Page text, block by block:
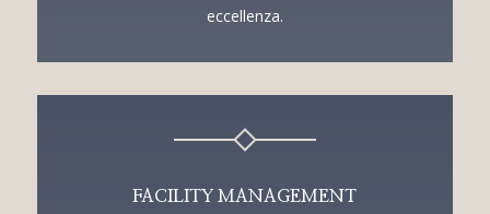
eccellenza.
FACILITY MANAGEMENT